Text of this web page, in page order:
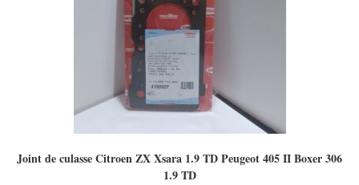
Joint de culasse Citroen ZX Xsara 1.9 TD Peugeot 405 II Boxer 306
1.9 TD